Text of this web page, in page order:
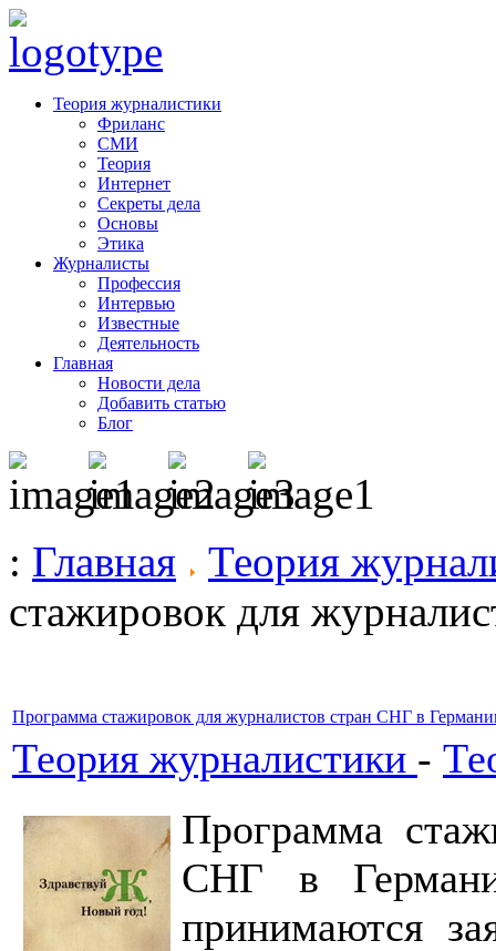
Теория журналистики
Фриланс
СМИ
Теория
Интернет
Секреты дела
Основы
Этика
Журналисты
Профессия
Интервью
Известные
Деятельность
Главная
Новости дела
Добавить статью
Блог
: Главная
Теория
стажировок для
Программа стажировок для журналистов стран СНГ в
Теория журналистики -
Программа
СНГ в
принимаются